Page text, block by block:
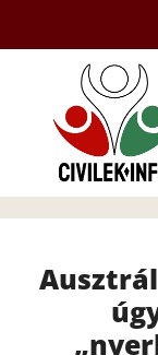
tartalomba